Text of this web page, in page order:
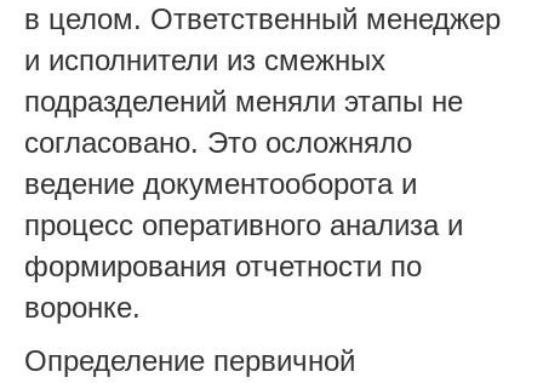
в целом. Ответственный менеджер
и исполнители из смежных
подразделений меняли этапы не
согласовано. Это осложняло
ведение документооборота и
процесс оперативного анализа и
формирования отчетности по
воронке.
Определение первичной